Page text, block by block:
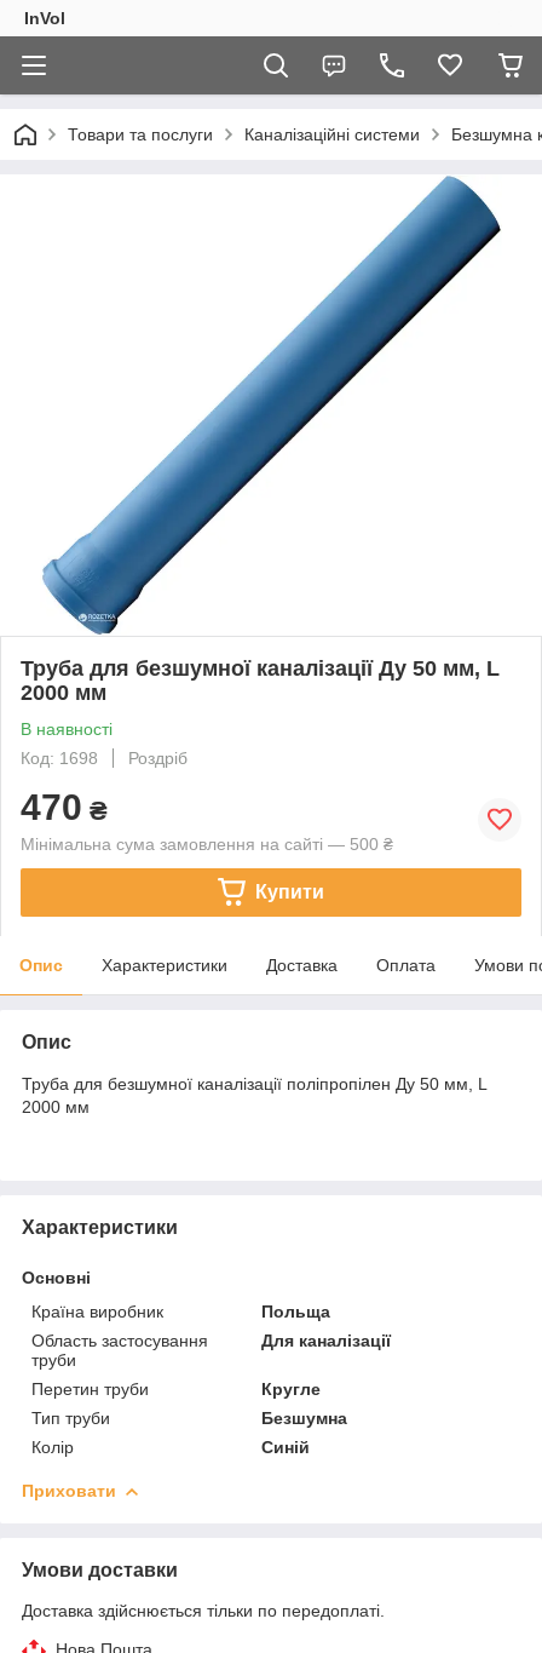
InVol
Товари та послуги Каналізаційні системи Безшумна
Труба для безшумної каналізації Ду 50 мм, L
2000 мм
В наявності
Код: 1698
Роздріб
470 ₴
Мінімальна сума замовлення на сайті — 500 ₴
Купити
Опис Характеристики Доставка Оплата Умови
Опис
Труба для безшумної каналізації поліпропілен Ду 50 мм, L
2000 мм
Характеристики
Основні
Країна виробник
Польща
Область застосування
труби
Для каналізації
Перетин труби
Кругле
Тип труби
Безшумна
Колір
Синій
Приховати
Умови доставки
Доставка здійснюється тільки по передоплаті.
Нова Пошта